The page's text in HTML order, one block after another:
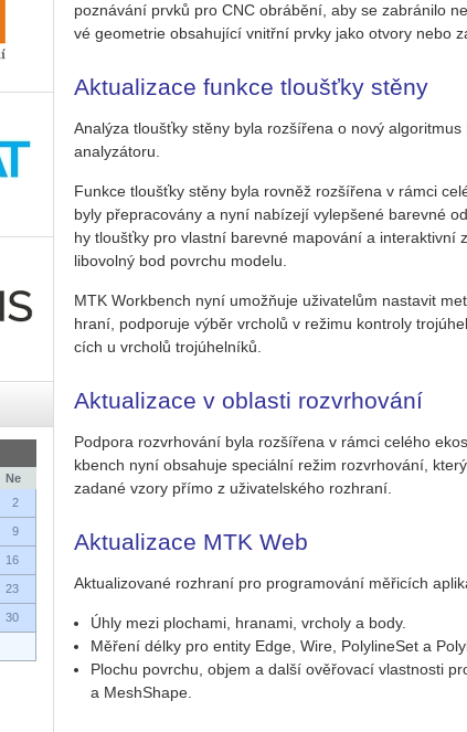
Ne
2
9
16
23
30
po­zná­vá­ní prvků pro CNC ob­rá­bě­ní, aby se za­brá­ni­lo
vé ge­o­me­t­rie ob­sa­hu­jí­cí vnitř­ní prvky jako ot­vo­ry nebo
Aktualizace funkce tloušťky stěny
Ana­lý­za tloušť­ky stěny byla roz­ší­ře­na o nový
ana­ly­zá­to­ru.
Funk­ce tloušť­ky stěny byla rov­něž roz­ší­ře­na v rámci
byly pře­pra­co­vá­ny a nyní na­bí­ze­jí vy­lep­še­né ba­rev­né
hy tloušť­ky pro vlast­ní ba­rev­né ma­po­vá­ní a in­ter­ak­tiv­ní
li­bo­vol­ný bod po­vrchu mo­de­lu.
MTK Wor­kbench nyní umož­ňuje uži­va­te­lům na­sta­vit
hra­ní, pod­po­ru­je výběr vr­cho­lů v re­ži­mu kon­t­ro­ly
cích u vr­cho­lů troj­ú­hel­ní­ků.
Aktualizace v oblasti rozvrhování
Pod­po­ra roz­vr­ho­vá­ní byla roz­ší­ře­na v rámci ce­lé­ho
kbench nyní ob­sa­hu­je spe­ci­ál­ní režim roz­vr­ho­vá­ní,
za­da­né vzory přímo z uži­va­tel­ské­ho roz­hra­ní.
Aktualizace MTK Web
Ak­tu­a­li­zo­va­né roz­hra­ní pro pro­gra­mo­vá­ní mě­ři­cích
Úhly mezi plo­cha­mi, hra­na­mi, vr­cho­ly a body.
Mě­ře­ní délky pro en­ti­ty Edge, Wire, Po­ly­li­ne­Set a
Plo­chu po­vrchu, objem a další ově­řo­va­cí vlast­nos­ti
a Me­sh­Sha­pe.